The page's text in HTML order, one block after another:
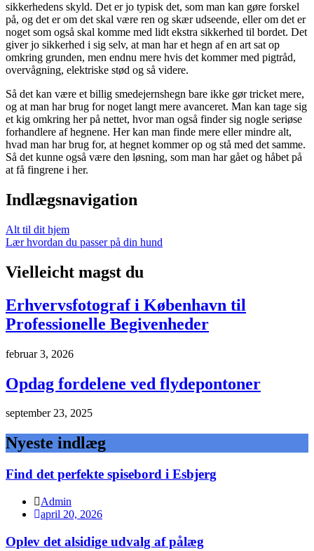
sikkerhedens skyld. Det er jo typisk det, som man kan gøre forskel
på, og det er om det skal være ren og skær udseende, eller om det er
noget som også skal komme med lidt ekstra sikkerhed til bordet. Det
giver jo sikkerhed i sig selv, at man har et hegn af en art sat op
omkring grunden, men endnu mere hvis det kommer med pigtråd,
overvågning, elektriske stød og så videre.
Så det kan være et billig smedejernshegn bare ikke gør tricket mere,
og at man har brug for noget langt mere avanceret. Man kan tage sig
et kig omkring her på nettet, hvor man også finder sig nogle seriøse
forhandlere af hegnene. Her kan man finde mere eller mindre alt,
hvad man har brug for, at hegnet kommer op og stå med det samme.
Så det kunne også være den løsning, som man har gået og håbet på
at få fingrene i her.
Indlægsnavigation
Alt til dit hjem
Lær hvordan du passer på din hund
Vielleicht magst du
Erhvervsfotograf i København til
Professionelle Begivenheder
februar 3, 2026
Opdag fordelene ved flydepontoner
september 23, 2025
Nyeste indlæg
Find det perfekte spisebord i Esbjerg
Admin
april 20, 2026
Oplev det alsidige udvalg af pålæg